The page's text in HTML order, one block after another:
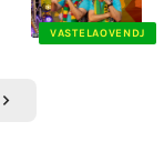
VASTELAOVENDJ